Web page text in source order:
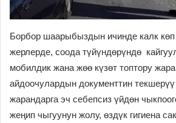
Борбор шаарыбыздын ичинде калк көп
жерлерде, соода түйүндөрүндө
мобилдик жана жөө күзөт топтору
айдоочулардын документтин текшерүү
жарандарга эч себепсиз үйдөн
жеңип чыгуунун жолу, өздүк гигиена